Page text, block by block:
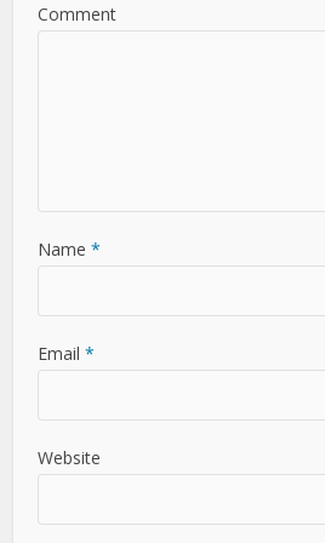
Comment
Name *
Email *
Website